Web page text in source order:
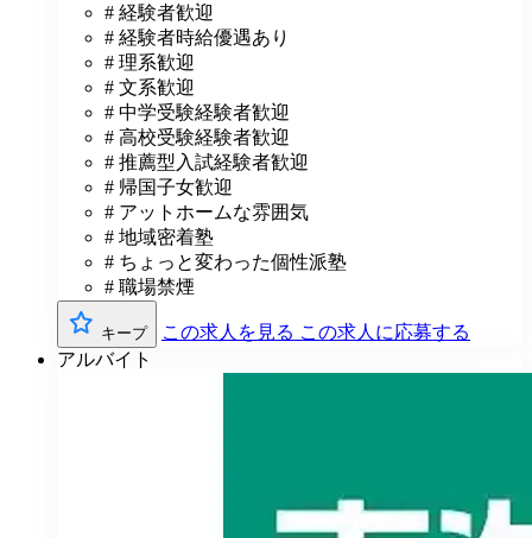
# 経験者歓迎
# 経験者時給優遇あり
# 理系歓迎
# 文系歓迎
# 中学受験経験者歓迎
# 高校受験経験者歓迎
# 推薦型入試経験者歓迎
# 帰国子女歓迎
# アットホームな雰囲気
# 地域密着塾
# ちょっと変わった個性派塾
# 職場禁煙
キープ この求人を見る この求人に応募する
アルバイト